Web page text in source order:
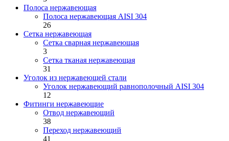
Полоса нержавеющая
Полоса нержавеющая AISI 304
26
Сетка нержавеющая
Сетка сварная нержавеющая
3
Сетка тканая нержавеющая
31
Уголок из нержавеющей стали
Уголок нержавеющий равнополочный AISI 304
12
Фитинги нержавеющие
Отвод нержавеющий
38
Переход нержавеющий
41